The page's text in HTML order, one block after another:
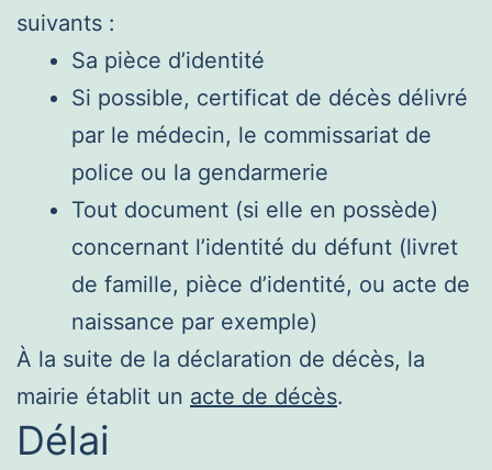
suivants :
Sa pièce d’identité
Si possible, certificat de décès délivré
par le médecin, le commissariat de
police ou la gendarmerie
Tout document (si elle en possède)
concernant l’identité du défunt (livret
de famille, pièce d’identité, ou acte de
naissance par exemple)
À la suite de la déclaration de décès, la
mairie établit un acte de décès.
Délai